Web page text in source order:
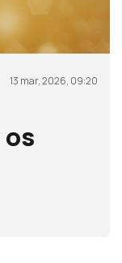
13 mar, 2026, 09:20